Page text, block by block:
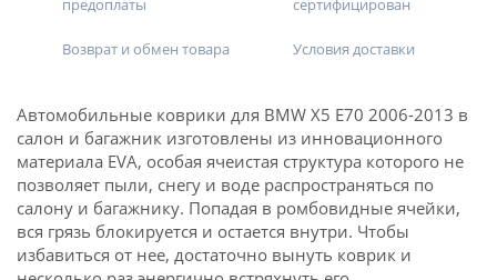
предоплаты
сертифицирован
Возврат и обмен товара Условия доставки
Автомобильные коврики для BMW X5 E70 2006-2013 в
салон и багажник изготовлены из инновационного
материала EVA, особая ячеистая структура которого не
позволяет пыли, снегу и воде распространяться по
салону и багажнику. Попадая в ромбовидные ячейки,
вся грязь блокируется и остается внутри. Чтобы
избавиться от нее, достаточно вынуть коврик и